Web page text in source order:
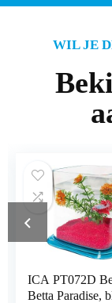
WIL JE
Söll Organix
–